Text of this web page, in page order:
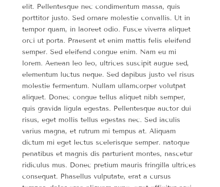
elit. Pellentesque nec condimentum massa, quis
porttitor justo. Sed ornare molestie convallis. Ut in
tempor quam, in laoreet odio. Fusce viverra aliquet
orci ut porta. Praesent et enim mattis felis eleifend
semper. Sed eleifend congue enim. Nam eu mi
lorem. Aenean leo leo, ultrices suscipit augue sed,
elementum luctus neque. Sed dapibus justo vel risus
molestie fermentum. Nullam ullamcorper volutpat
aliquet. Donec congue tellus aliquet nibh semper,
quis gravida ligula egestas. Pellentesque auctor dui
risus, eget mollis tellus egestas nec. Sed iaculis
varius magna, et rutrum mi tempus at. Aliquam
dictum mi eget lectus scelerisque semper. natoque
penatibus et magnis dis parturient montes, nascetur
ridiculus mus. Donec pretium mauris fringilla ultrices
consequat. Phasellus vulputate, erat a cursus